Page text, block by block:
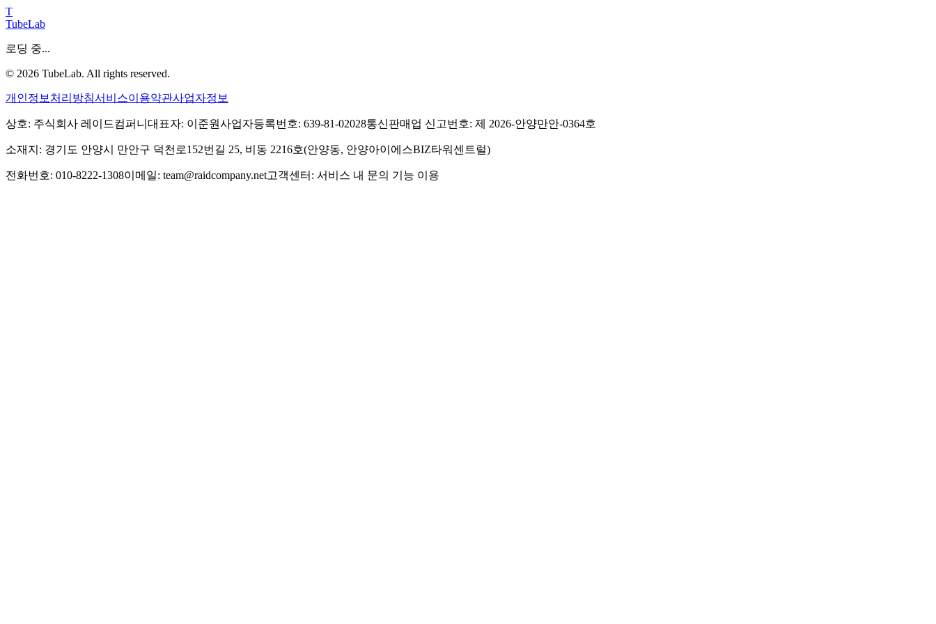
T
TubeLab
로딩 중...
© 2026 TubeLab. All rights reserved.
개인정보처리방침서비스이용약관사업자정보
상호: 주식회사 레이드컴퍼니 대표자: 이준원사업자등록번호: 639-81-02028통신판매업 신고번호: 제 2026-안양만안-0364호
소재지: 경기도 안양시 만안구 덕천로152번길 25, 비동 2216호(안양동, 안양아이에스BIZ타워센트럴)
전화번호: 010-8222-1308이메일: team@raidcompany.net고객센터: 서비스 내 문의 기능 이용